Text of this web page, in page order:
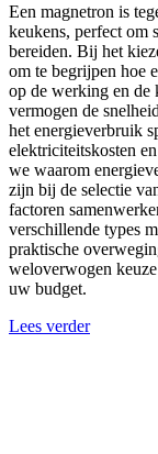
Een magnetron is
keukens, perfect om
bereiden. Bij het
om te begrijpen hoe
op de werking en de
vermogen de
het energieverbruik
elektriciteitskosten
we waarom
zijn bij de selectie
factoren
verschillende types
praktische
weloverwogen
uw budget.
Lees verder